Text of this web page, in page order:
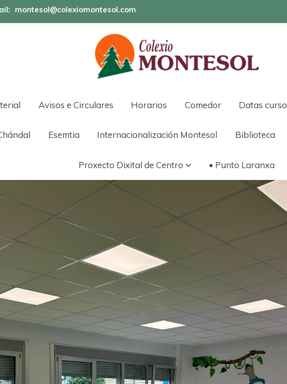
montesol@colexiomontesol.com
Avisos e Circulares Horarios Comedor Datas curso
Esemtia Internacionalización Montesol Biblioteca
Proxecto Dixital de Centro • Punto Laranxa